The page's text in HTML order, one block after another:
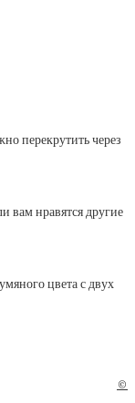
перекрутить через
нравятся другие
цвета с двух
©